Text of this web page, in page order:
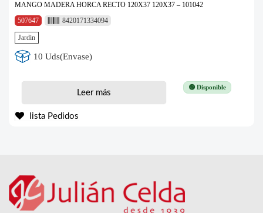
MANGO MADERA HORCA RECTO 120X37 120X37 – 101042
507647
8420171334094
Jardin
10 Uds(Envase)
🟢 Disponible
Leer más
lista Pedidos